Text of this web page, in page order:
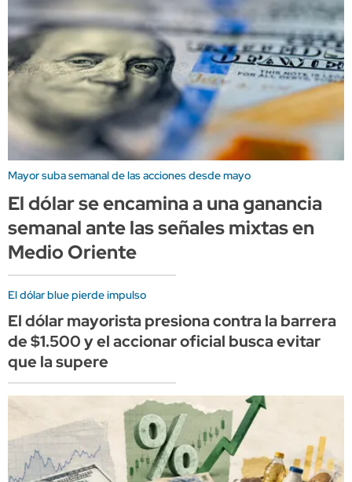
Mayor suba semanal de las acciones desde mayo
El dólar se encamina a una ganancia
semanal ante las señales mixtas en
Medio Oriente
El dólar blue pierde impulso
El dólar mayorista presiona contra la barrera
de $1.500 y el accionar oficial busca evitar
que la supere